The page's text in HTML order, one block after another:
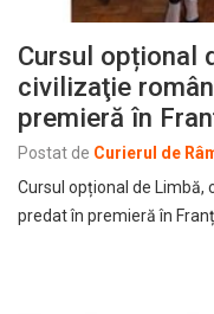
Cursul opțional
civilizaţie
premieră în
Postat de Curierul de
Cursul opțional de Limbă,
predat în premieră în